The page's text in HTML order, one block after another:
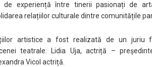
de experiență între tinerii pasionați de
relațiilor culturale dintre comunitățile
artistice a fost realizată de un juriu
teatrale: Lidia Uja, actriță –
Vicol actriță.